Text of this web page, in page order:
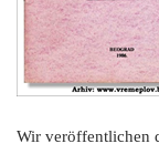
Wir veröffentlichen